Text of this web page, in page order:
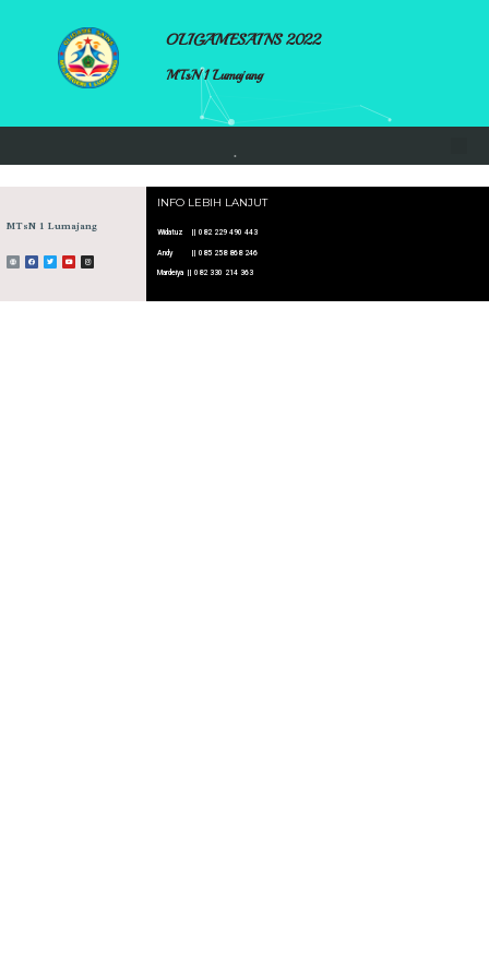
OLIGAMESAINS 2022
MTsN 1 Lumajang
MTsN 1 Lumajang
INFO LEBIH LANJUT
Widatuz || 082 229 490 443
Andy || 085 258 868 246
Mardeiya || 082 330 214 363